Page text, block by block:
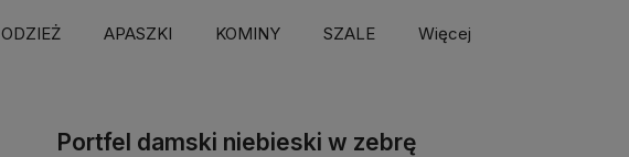
ODZIEŻ APASZKI KOMINY SZALE Więcej
Portfel damski niebieski w zebrę